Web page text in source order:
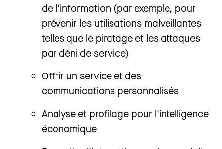
de l'information (par exemple, pour
prévenir les utilisations malveillantes
telles que le piratage et les attaques
par déni de service)
Offrir un service et des
communications personnalisés
Analyse et profilage pour l'intelligence
économique